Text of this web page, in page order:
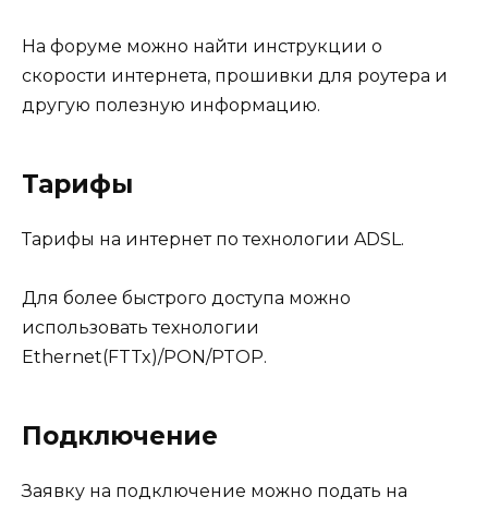
На форуме можно найти инструкции о
скорости интернета, прошивки для роутера и
другую полезную информацию.
Тарифы
Тарифы на интернет по технологии ADSL.
Для более быстрого доступа можно
использовать технологии
Ethernet(FTTx)/PON/PTOP.
Подключение
Заявку на подключение можно подать на